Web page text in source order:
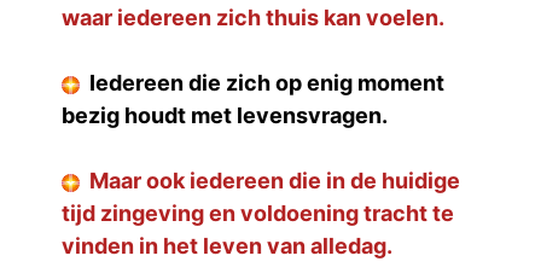
waar iedereen zich thuis kan voelen.
Iedereen die zich op enig moment
bezig houdt met levensvragen.
Maar ook iedereen die in de huidige
tijd zingeving en voldoening tracht te
vinden in het leven van alledag.